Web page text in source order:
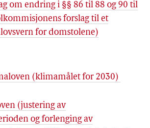
om endring i §§ 86 til 88 og 90 til
forslag til et
for domstolene)
(klimamålet for 2030)
(justering av
og forlenging av